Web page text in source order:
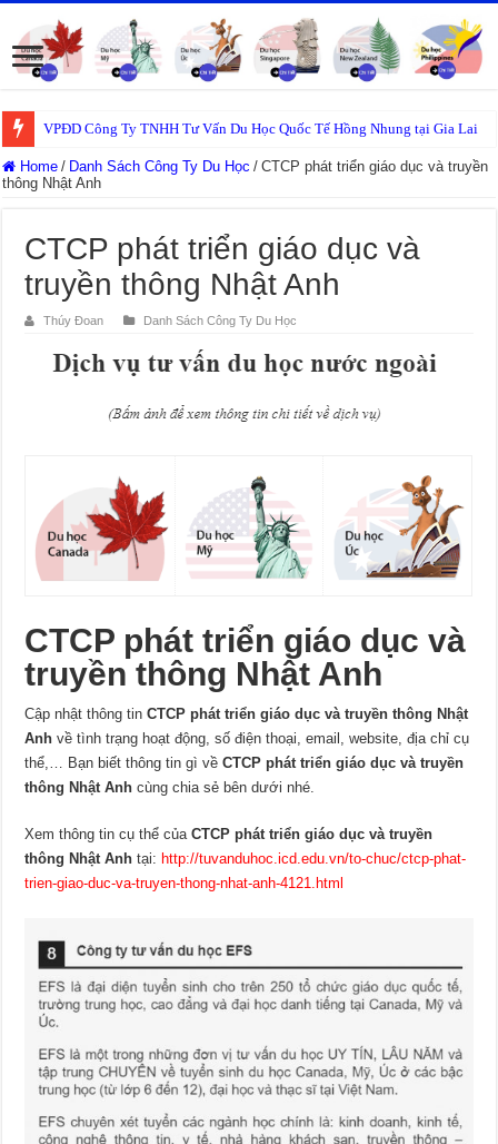
VPĐD Công Ty TNHH Tư Vấn Du Học Quốc Tế Hồng Nhung tại Gia Lai
Home / Danh Sách Công Ty Du Học / CTCP phát triển giáo dục và truyền
thông Nhật Anh
CTCP phát triển giáo dục và
truyền thông Nhật Anh
Thúy Đoan Danh Sách Công Ty Du Học
CTCP phát triển giáo dục và
truyền thông Nhật Anh
Cập nhật thông tinCTCP phát triển giáo dục và truyền thông Nhật
Anh về tình trạng hoạt động, số điện thoại, email, website, địa chỉ cụ
thể,… Bạn biết thông tin gì vềCTCP phát triển giáo dục và truyền
thông Nhật Anh cùng chia sẻ bên dưới nhé.
Xem thông tin cụ thể củaCTCP phát triển giáo dục và truyền
thông Nhật Anh tại: http://tuvanduhoc.icd.edu.vn/to-chuc/ctcp-phat-
trien-giao-duc-va-truyen-thong-nhat-anh-4121.html